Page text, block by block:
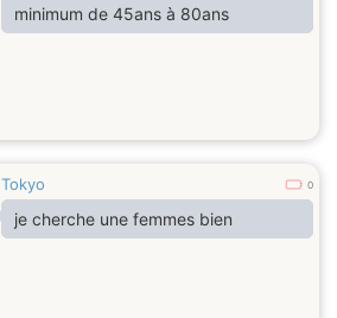
minimum de 45ans à 80ans
Tokyo 0
je cherche une femmes bien